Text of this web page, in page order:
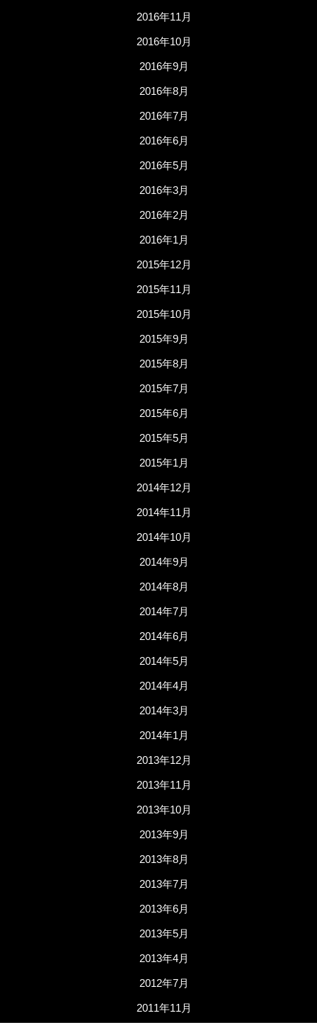
2016年11月
2016年10月
2016年9月
2016年8月
2016年7月
2016年6月
2016年5月
2016年3月
2016年2月
2016年1月
2015年12月
2015年11月
2015年10月
2015年9月
2015年8月
2015年7月
2015年6月
2015年5月
2015年1月
2014年12月
2014年11月
2014年10月
2014年9月
2014年8月
2014年7月
2014年6月
2014年5月
2014年4月
2014年3月
2014年1月
2013年12月
2013年11月
2013年10月
2013年9月
2013年8月
2013年7月
2013年6月
2013年5月
2013年4月
2012年7月
2011年11月